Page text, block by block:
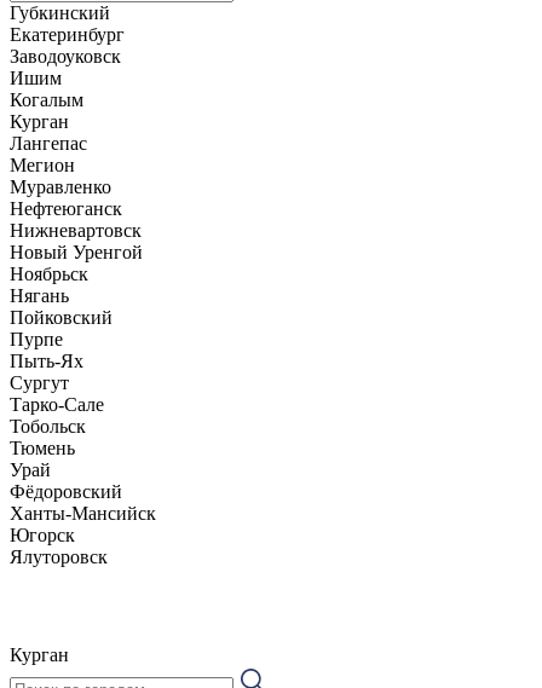
Губкинский
Екатеринбург
Заводоуковск
Ишим
Когалым
Курган
Лангепас
Мегион
Муравленко
Нефтеюганск
Нижневартовск
Новый Уренгой
Ноябрьск
Нягань
Пойковский
Пурпе
Пыть-Ях
Сургут
Тарко-Сале
Тобольск
Тюмень
Урай
Фёдоровский
Ханты-Мансийск
Югорск
Ялуторовск
Курган